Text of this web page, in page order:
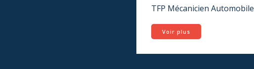
TFP Mécanicien Automobile
Voir plus